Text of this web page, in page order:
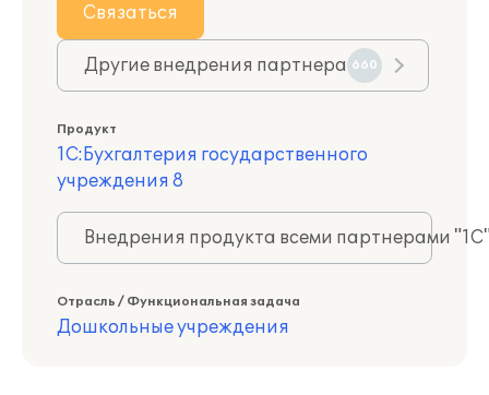
Связаться
Другие внедрения партнера 660
Продукт
1С:Бухгалтерия государственного
учреждения 8
Внедрения продукта всеми партнерами
Отрасль / Функциональная задача
Дошкольные учреждения